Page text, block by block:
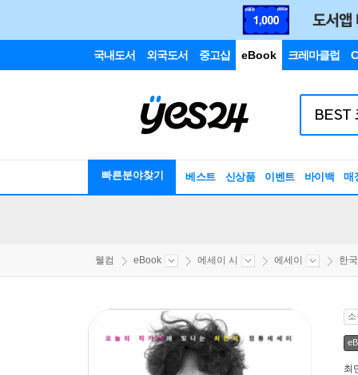
국내도서 외국도서 중고샵 eBook 크레마클럽
빠른분야찾기 베스트 신상품 이벤트 바이백 매
웰컴 eBook 에세이 시 에세이 한
최